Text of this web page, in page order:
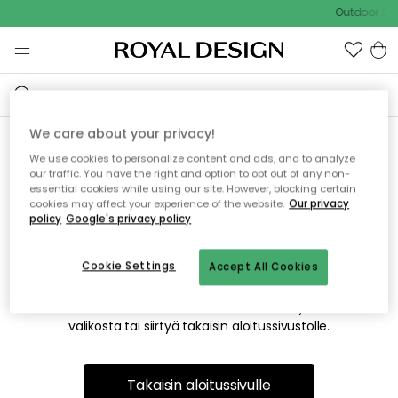
Outdoor
Emme valitettavasti löydä
etsimääsi sivua
Tämä voi johtua siitä, että sivua ei enää ole tai siitä, että se
on siirretty muualle. Pahoittelemme tästä mahdollisesti
valikosta tai siirtyä takaisin aloitussivustolle.
Takaisin aloitussivulle
We care about your privacy!
We use cookies to personalize content and ads, and to analyze
our traffic. You have the right and option to opt out of any non-
essential cookies while using our site. However, blocking certain
cookies may affect your experience of the website. Our privacy
policy Google's privacy policy
Accept All Cookies
Cookie Settings